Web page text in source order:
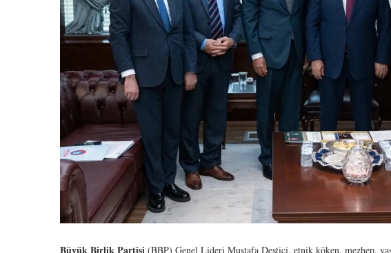
Büyük Birlik Partisi (BBP) Genel Lideri Mustafa Destici, etnik köken, mezhep,